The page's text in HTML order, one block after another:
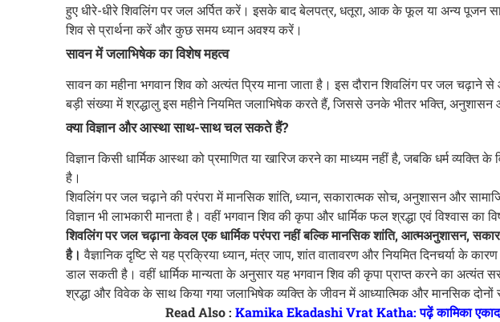
हुए धीरे-धीरे शिवलिंग पर जल अर्पित करें। इसके बाद बेलपत्र, धतूरा, आक के फूल या अन्य पूजन
शिव से प्रार्थना करें और कुछ समय ध्यान अवश्य करें।
सावन में जलाभिषेक का विशेष महत्व
सावन का महीना भगवान शिव को अत्यंत प्रिय माना जाता है। इस दौरान शिवलिंग पर जल चढ़ाने से
बड़ी संख्या में श्रद्धालु इस महीने नियमित जलाभिषेक करते हैं, जिससे उनके भीतर भक्ति, अनुशासन
क्या विज्ञान और आस्था साथ-साथ चल सकते हैं?
विज्ञान किसी धार्मिक आस्था को प्रमाणित या खारिज करने का माध्यम नहीं है, जबकि धर्म व्यक्ति
है।
शिवलिंग पर जल चढ़ाने की परंपरा में मानसिक शांति, ध्यान, सकारात्मक सोच, अनुशासन और
विज्ञान भी लाभकारी मानता है। वहीं भगवान शिव की कृपा और धार्मिक फल श्रद्धा एवं विश्वास का
शिवलिंग पर जल चढ़ाना केवल एक धार्मिक परंपरा नहीं बल्कि मानसिक शांति, आत्मअनुशासन,
है। वैज्ञानिक दृष्टि से यह प्रक्रिया ध्यान, मंत्र जाप, शांत वातावरण और नियमित दिनचर्या के
डाल सकती है। वहीं धार्मिक मान्यता के अनुसार यह भगवान शिव की कृपा प्राप्त करने का अत्यंत
श्रद्धा और विवेक के साथ किया गया जलाभिषेक व्यक्ति के जीवन में आध्यात्मिक और मानसिक दोनों
Read Also : Kamika Ekadashi Vrat Katha: पढ़ें कामिका